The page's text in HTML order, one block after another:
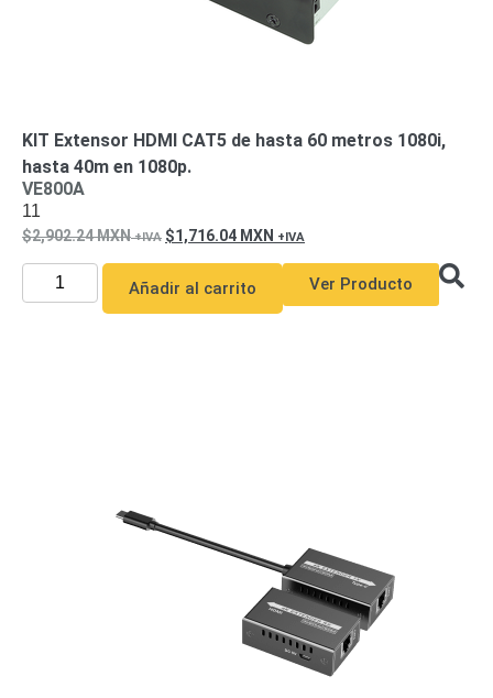
KIT Extensor HDMI CAT5 de hasta 60 metros 1080i,
hasta 40m en 1080p.
VE800A
11
2,902.24MXN 1,716.04 MXN
Añadir al carrito Ver Producto